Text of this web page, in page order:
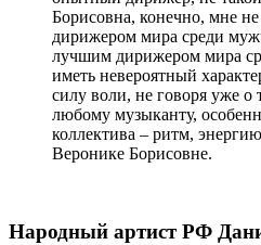
Борисовна, конечно, мне
дирижером мира среди
лучшим дирижером мира
иметь невероятный
силу воли, не говоря уже о
любому музыканту,
коллектива – ритм,
Веронике Борисовне.
Народный артист РФ